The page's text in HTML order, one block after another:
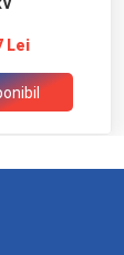
Lei